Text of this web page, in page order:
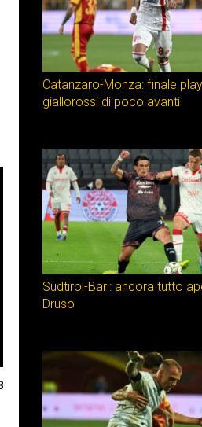
Catanzaro-Monza: finale
giallorossi di poco avanti
Südtirol-Bari: ancora tutto
Druso